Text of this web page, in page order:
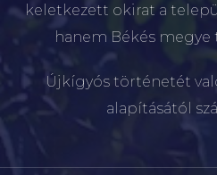
keletkezett okirat a
hanem Békés megye
Újkígyós történetét
alapításától